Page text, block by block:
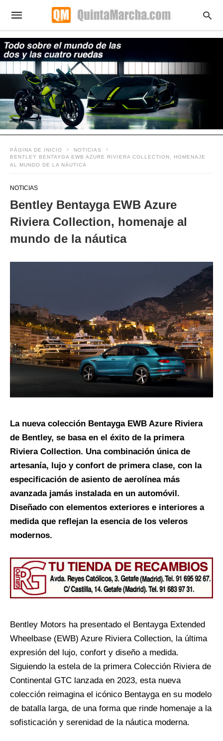
PÁGINA DE INICIO
NOTICIAS
BENTLEY BENTAYGA EWB AZURE RIVIERA COLLECTION, HOMENAJE
AL MUNDO DE LA NÁUTICA
NOTICIAS
Bentley Bentayga EWB Azure
Riviera Collection, homenaje al
mundo de la náutica
La nueva colección Bentayga EWB Azure Riviera
de Bentley, se basa en el éxito de la primera
Riviera Collection. Una combinación única de
artesanía, lujo y confort de primera clase, con la
especificación de asiento de aerolínea más
avanzada jamás instalada en un automóvil.
Diseñado con elementos exteriores e interiores a
medida que reflejan la esencia de los veleros
modernos.
Bentley Motors ha presentado el Bentayga Extended
Wheelbase (EWB) Azure Riviera Collection, la última
expresión del lujo, confort y diseño a medida.
Siguiendo la estela de la primera Colección Riviera de
Continental GTC lanzada en 2023, esta nueva
colección reimagina el icónico Bentayga en su modelo
de batalla larga, de una forma que rinde homenaje a la
sofisticación y serenidad de la náutica moderna.